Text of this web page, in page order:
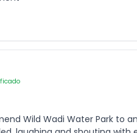
Wild Wadi Water Park to